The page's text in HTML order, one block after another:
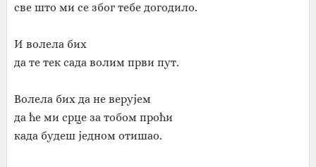
све што ми се због тебе догодило.
И волела бих
да те тек сада волим први пут.
Волела бих да не верујем
да ће ми срце за тобом проћи
када будеш једном отишао.